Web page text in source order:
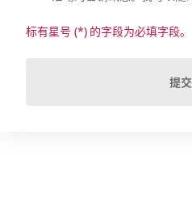
标有星号 (*) 的字段为必填字段。
提交